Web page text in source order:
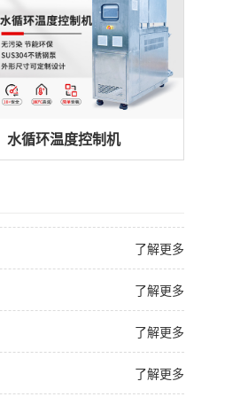
水循环温度控制机
了解更多
了解更多
了解更多
了解更多